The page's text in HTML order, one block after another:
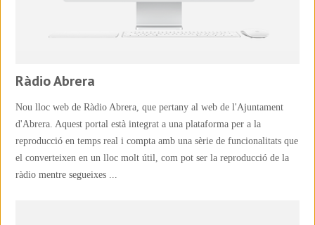
Ràdio Abrera
Nou lloc web de Ràdio Abrera, que pertany al web de l'Ajuntament
d'Abrera. Aquest portal està integrat a una plataforma per a la
reproducció en temps real i compta amb una sèrie de funcionalitats que
el converteixen en un lloc molt útil, com pot ser la reproducció de la
ràdio mentre segueixes ...